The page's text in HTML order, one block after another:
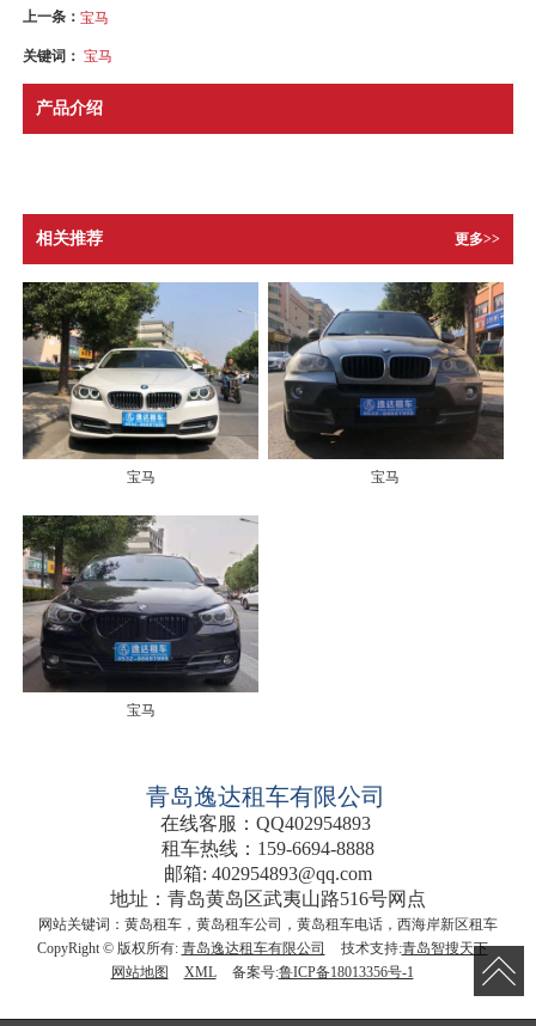
上一条：宝马
关键词：宝马
产品介绍
相关推荐 更多>>
宝马 宝马
宝马
青岛逸达租车有限公司
在线客服：QQ402954893
租车热线：159-6694-8888
邮箱: 402954893@qq.com
地址：青岛黄岛区武夷山路516号网点
网站关键词：黄岛租车，黄岛租车公司，黄岛租车电话，西海岸新区租车
CopyRight © 版权所有: 青岛逸达租车有限公司 技术支持:青岛智搜天下
网站地图
XML 备案号:鲁ICP备18013356号-1